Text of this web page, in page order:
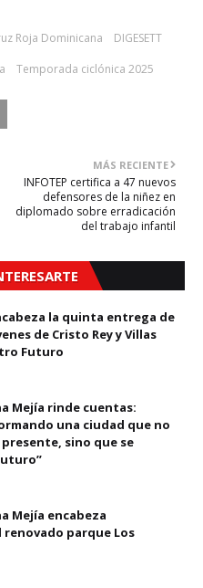
Roja Dominicana
DIGESETT
Temporada ciclónica 2025
MÁS RECIENTE
INFOTEP certifica a 47 nuevos
defensores de la niñez en
diplomado sobre erradicación
del trabajo infantil
la quinta entrega de
de Cristo Rey y Villas
Futuro
Mejía rinde cuentas:
una ciudad que no
sino que se
Mejía encabeza
parque Los